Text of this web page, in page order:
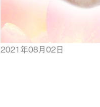
2021年08月02日